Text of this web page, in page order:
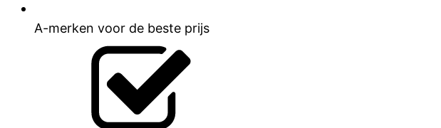
A-merken voor de beste prijs